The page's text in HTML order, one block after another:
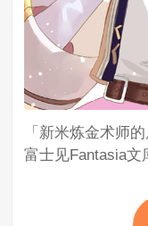
「新米炼金术师
富士见Fantasia文